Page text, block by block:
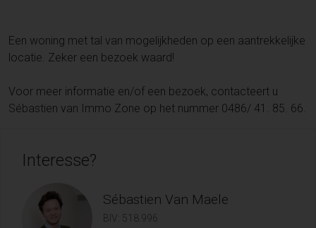
Een woning met tal van mogelijkheden op een aantrekkelijke
locatie. Zeker een bezoek waard!
Voor meer informatie en/of een bezoek, contacteert u
Sébastien van Immo Zone op het nummer 0486/ 41. 85. 66.
Interesse?
Sébastien Van Maele
BIV: 518.996